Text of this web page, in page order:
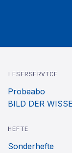
LESERSERVICE
Probeabo
BILD DER
HEFTE
Sonderhefte